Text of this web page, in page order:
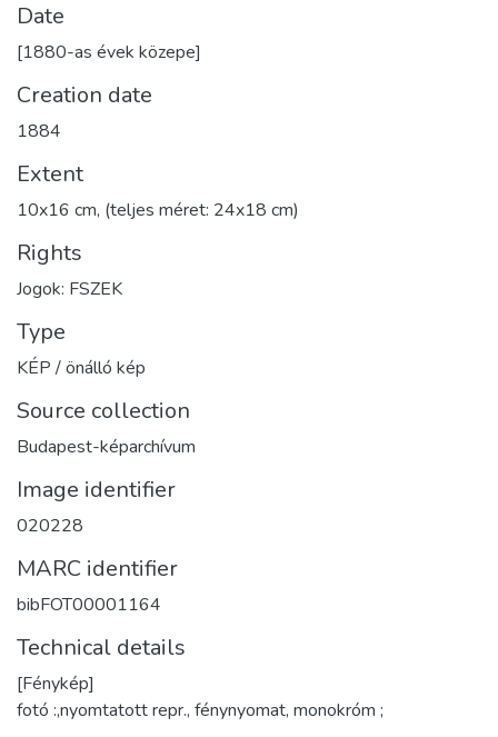
Date
[1880-as évek közepe]
Creation date
1884
Extent
10x16 cm, (teljes méret: 24x18 cm)
Rights
Jogok: FSZEK
Type
KÉP / önálló kép
Source collection
Budapest-képarchívum
Image identifier
020228
MARC identifier
bibFOT00001164
Technical details
[Fénykép]
fotó :,nyomtatott repr., fénynyomat, monokróm ;